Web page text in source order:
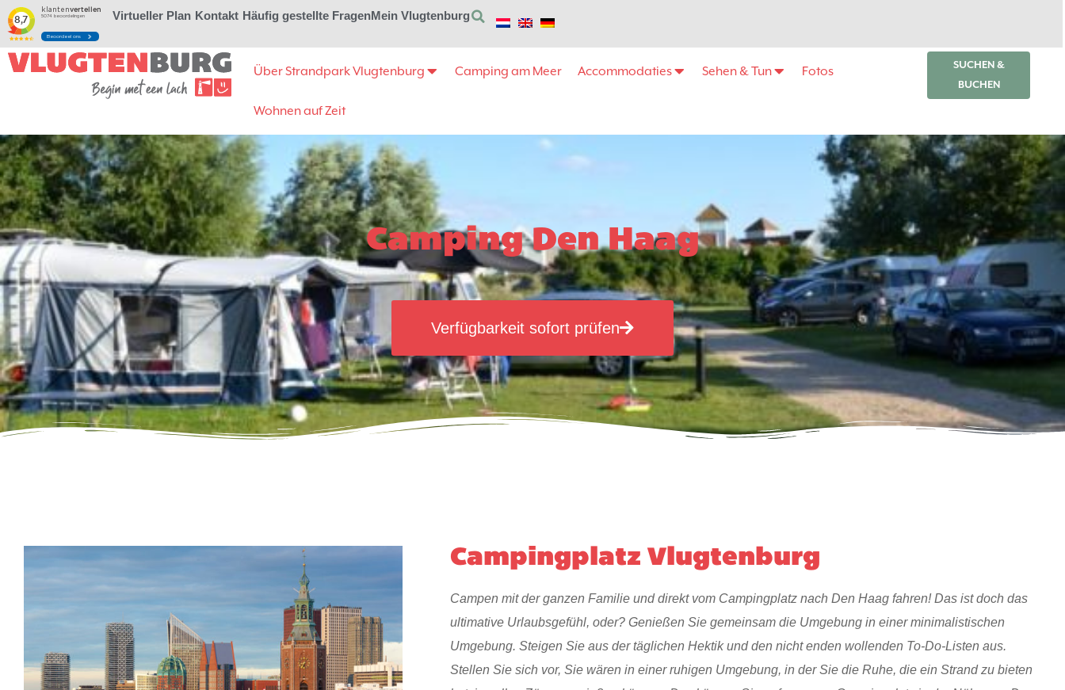
Virtueller Plan Kontakt Häufig gestellte FragenMein Vlugtenburg
Über Strandpark Vlugtenburg Camping am Meer Accommodaties Sehen & Tun Fotos
Wohnen auf Zeit
SUCHEN &
BUCHEN
Camping Den Haag
Verfügbarkeit sofort prüfen
Campingplatz Vlugtenburg
Campen mit der ganzen Familie und direkt vom Campingplatz nach Den Haag fahren! Das ist doch das
ultimative Urlaubsgefühl, oder? Genießen Sie gemeinsam die Umgebung in einer minimalistischen
Umgebung. Steigen Sie aus der täglichen Hektik und den nicht enden wollenden To-Do-Listen aus.
Stellen Sie sich vor, Sie wären in einer ruhigen Umgebung, in der Sie die Ruhe, die ein Strand zu bieten